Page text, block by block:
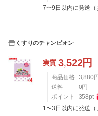
7〜9日以内に発送（
くすりのチャンピオン
実質 3,522円
商品価格 3,880 円
送料
0 円
ポイント
358pt
1〜3日以内に発送（